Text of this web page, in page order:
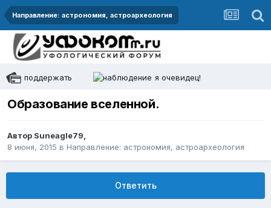
Направление: астрономия, астроархеология
поддержать я очевидец!
Образование вселенной.
Автор Suneagle79,
8 июня, 2015 в Направление: астрономия, астроархеология
Ответить